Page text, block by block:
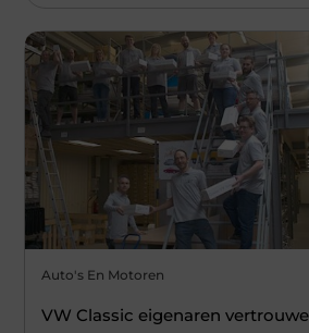
Auto's En Motoren
VW Classic eigenaren